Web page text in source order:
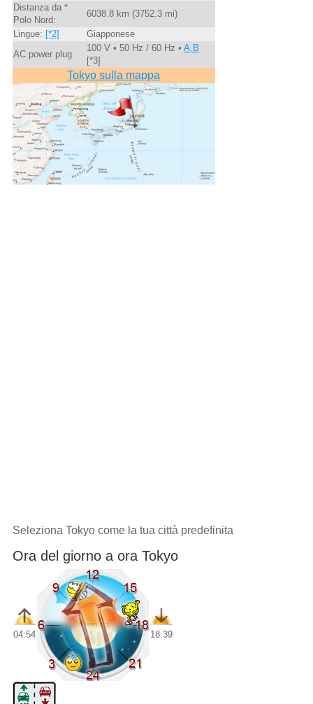
Distanza da *
Polo Nord:
6038.8 km (3752.3 mi)
Lingue: [*2]
Giapponese
AC power plug
100 V • 50 Hz / 60 Hz • A,B
[*3]
Tokyo sulla mappa
Seleziona Tokyo come la tua città predefinita
Ora del giorno a ora Tokyo
04:54 18:39